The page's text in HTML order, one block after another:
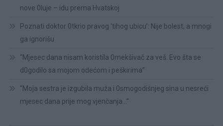
nove 0luje – idu prema Hvatskoj
Poznati doktor 0tkrio pravog ‘tihog ubicu’: Nije bolest, a mnogi
ga ignorišu
“Mjesec dana nisam koristila 0mekšivač za veš. Evo šta se
d0godilo sa mojom odećom i peškirima”
“Moja sestra je izgubila muža i 0smogodišnjeg sina u nesreći
mjesec dana prije mog vjenčanja…”